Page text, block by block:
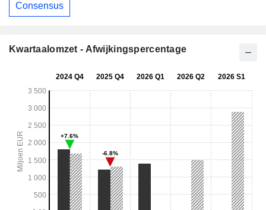
Consensus
Kwartaalomzet - Afwijkingspercentage